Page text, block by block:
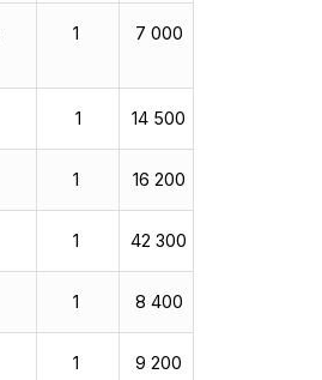
1 7 000
1 14 500
1 16 200
1 42 300
1 8 400
1 9 200